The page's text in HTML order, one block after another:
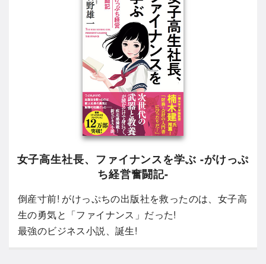
女子高生社長、ファイナンスを学ぶ -がけっぷ
ち経営奮闘記-
倒産寸前! がけっぷちの出版社を救ったのは、女子高
生の勇気と「ファイナンス」だった!
最強のビジネス小説、誕生!